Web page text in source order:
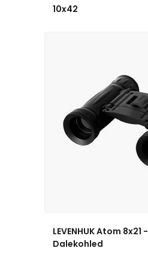
10x42
LEVENHUK Atom 8x21 -
Dalekohled